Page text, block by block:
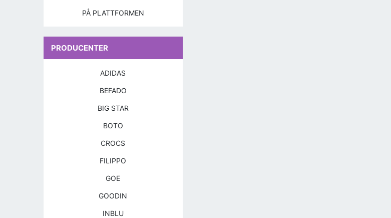
PÅ PLATTFORMEN
PRODUCENTER
ADIDAS
BEFADO
BIG STAR
BOTO
CROCS
FILIPPO
GOE
GOODIN
INBLU